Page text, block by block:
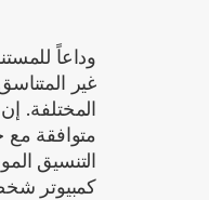
وداعاً
غير
متوافقة
التنسيق